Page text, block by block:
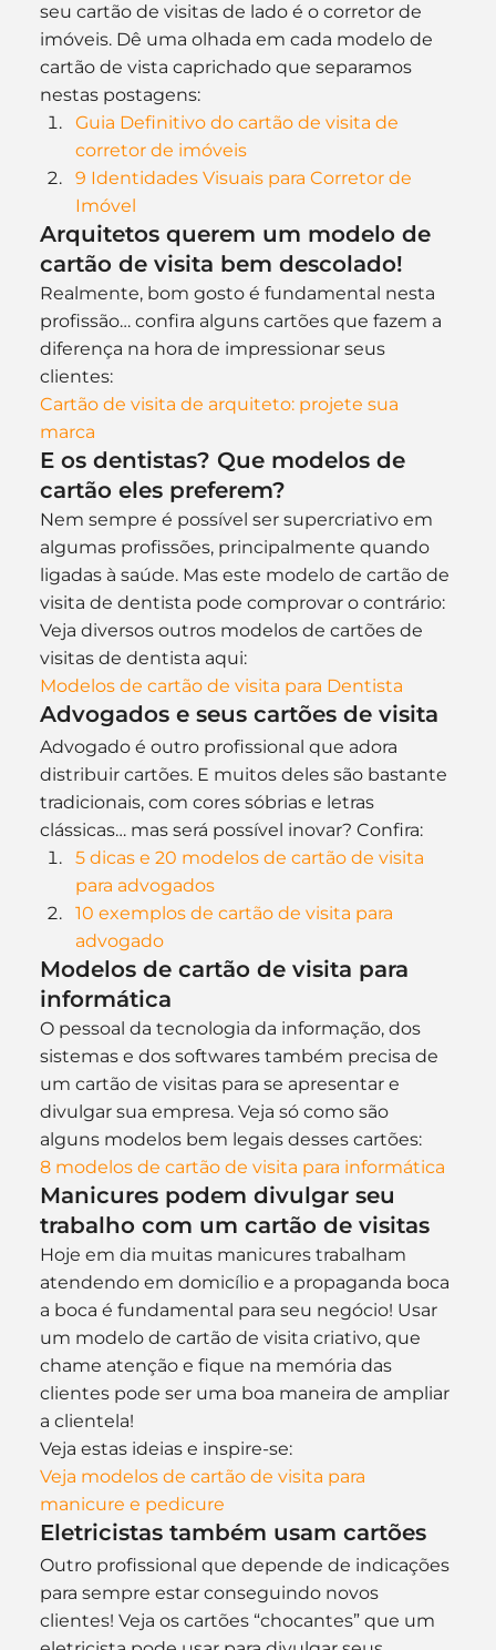
seu cartão de visitas de lado é o corretor de
imóveis. Dê uma olhada em cada modelo de
cartão de vista caprichado que separamos
nestas postagens:
Guia Definitivo do cartão de visita de
corretor de imóveis
9 Identidades Visuais para Corretor de
Imóvel
Arquitetos querem um modelo de
cartão de visita bem descolado!
Realmente, bom gosto é fundamental nesta
profissão… confira alguns cartões que fazem a
diferença na hora de impressionar seus
clientes:
Cartão de visita de arquiteto: projete sua
marca
E os dentistas? Que modelos de
cartão eles preferem?
Nem sempre é possível ser supercriativo em
algumas profissões, principalmente quando
ligadas à saúde. Mas este modelo de cartão de
visita de dentista pode comprovar o contrário:
Veja diversos outros modelos de cartões de
visitas de dentista aqui:
Modelos de cartão de visita para Dentista
Advogados e seus cartões de visita
Advogado é outro profissional que adora
distribuir cartões. E muitos deles são bastante
tradicionais, com cores sóbrias e letras
clássicas… mas será possível inovar? Confira:
5 dicas e 20 modelos de cartão de visita
para advogados
10 exemplos de cartão de visita para
advogado
Modelos de cartão de visita para
informática
O pessoal da tecnologia da informação, dos
sistemas e dos softwares também precisa de
um cartão de visitas para se apresentar e
divulgar sua empresa. Veja só como são
alguns modelos bem legais desses cartões:
8 modelos de cartão de visita para informática
Manicures podem divulgar seu
trabalho com um cartão de visitas
Hoje em dia muitas manicures trabalham
atendendo em domicílio e a propaganda boca
a boca é fundamental para seu negócio! Usar
um modelo de cartão de visita criativo, que
chame atenção e fique na memória das
clientes pode ser uma boa maneira de ampliar
a clientela!
Veja estas ideias e inspire-se:
Veja modelos de cartão de visita para
manicure e pedicure
Eletricistas também usam cartões
Outro profissional que depende de indicações
para sempre estar conseguindo novos
clientes! Veja os cartões “chocantes” que um